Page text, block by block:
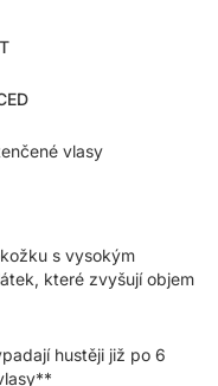
vlasy
s vysokým
které zvyšují objem
hustěji již po 6